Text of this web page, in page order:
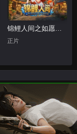
正片